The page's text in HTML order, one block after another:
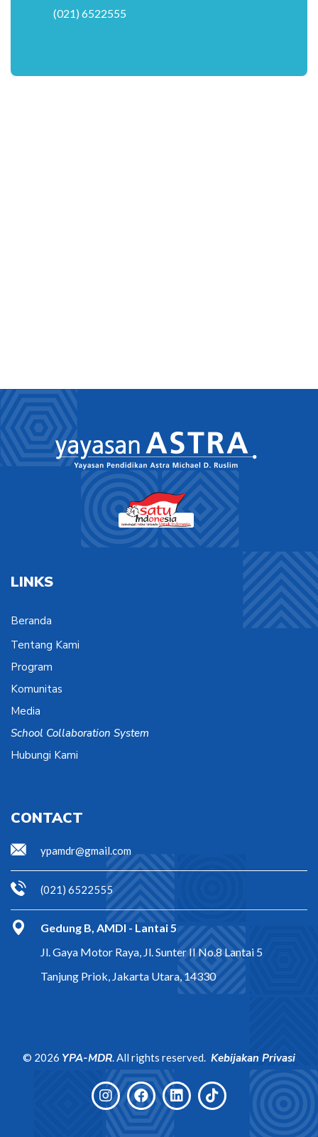
(021) 6522555
LINKS
Beranda
Tentang Kami
Program
Komunitas
Media
School Collaboration System
Hubungi Kami
CONTACT
ypamdr@gmail.com
(021) 6522555
Gedung B, AMDI - Lantai 5
Jl. Gaya Motor Raya, Jl. Sunter II No.8 Lantai 5
Tanjung Priok, Jakarta Utara, 14330
© 2026 YPA-MDR. All rights reserved. Kebijakan Privasi